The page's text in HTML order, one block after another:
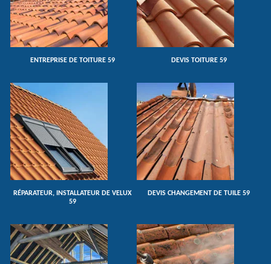
ENTREPRISE DE TOITURE 59 DEVIS TOITURE 59
RÉPARATEUR, INSTALLATEUR DE VELUX
59
DEVIS CHANGEMENT DE TUILE 59